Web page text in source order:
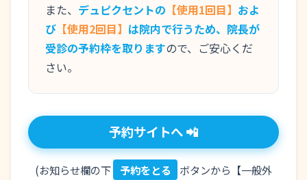
また、 デュピクセントの 【使用1回目】 およ
び 【使用2回目】 は院内で行うため、院長が
受診の予約枠を取りますので、ご安心くだ
さい。
予約サイトへ 📲
(お知らせ欄の下 予約をとる
ボタンから【一般外